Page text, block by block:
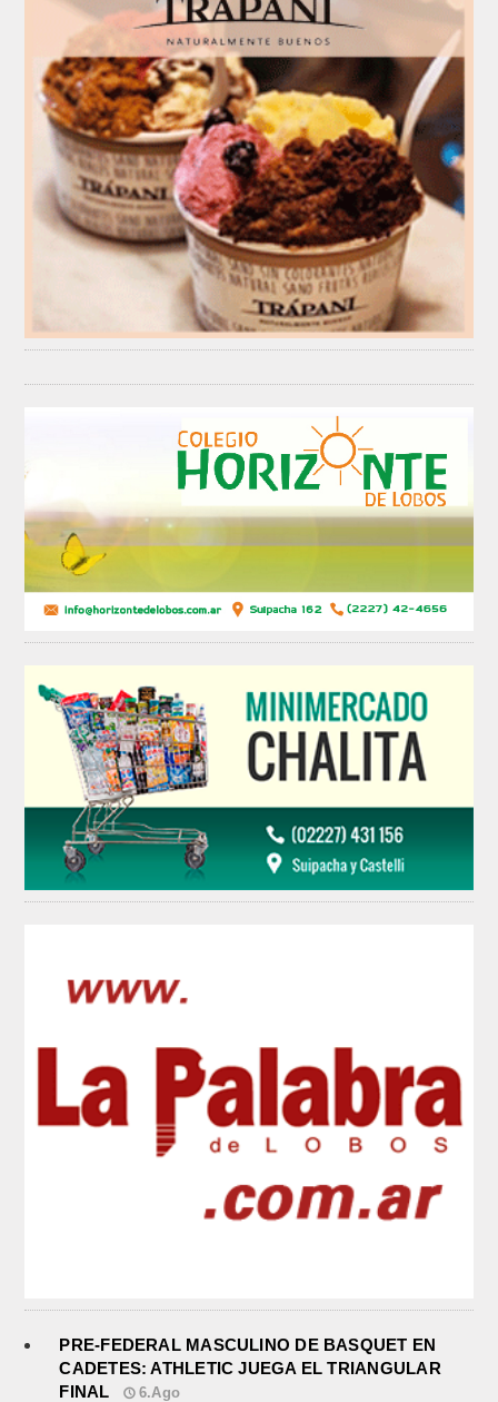
PRE-FEDERAL MASCULINO DE BASQUET EN
CADETES: ATHLETIC JUEGA EL TRIANGULAR
FINAL
6.Ago